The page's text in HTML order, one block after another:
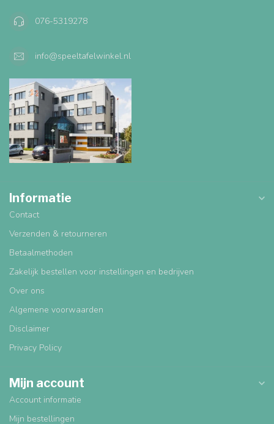
076-5319278
info@speeltafelwinkel.nl
Informatie
Contact
Verzenden & retourneren
Betaalmethoden
Zakelijk bestellen voor instellingen en bedrijven
Over ons
Algemene voorwaarden
Disclaimer
Privacy Policy
Mijn account
Account informatie
Mijn bestellingen